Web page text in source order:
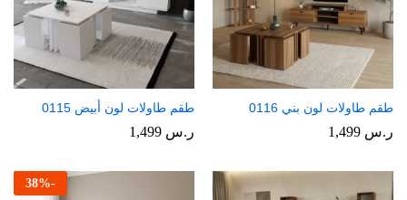
طقم طاولات لون بني 0116
ر.س
طقم طاولات لون أبيض 0115
ر.س
-
38%